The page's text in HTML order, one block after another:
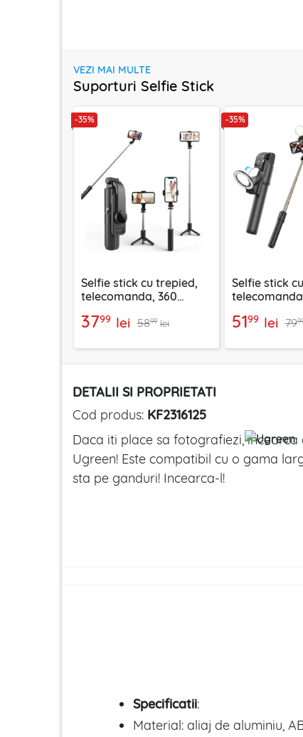
VEZI MAI MULTE
Suporturi Selfie Stick
-35%
Selfie stick cu trepied,
telecomanda, 360
3799 lei 5899 lei
-35%
Selfie stick cu
5199 lei 79
DETALII SI PROPRIETATI
Cod produs: KF2316125
Daca iti place sa fotografiezi,
Ugreen! Este compatibil cu o gama
sta pe ganduri! Incearca-l!
Specificatii:
Material: aliaj de aluminiu,